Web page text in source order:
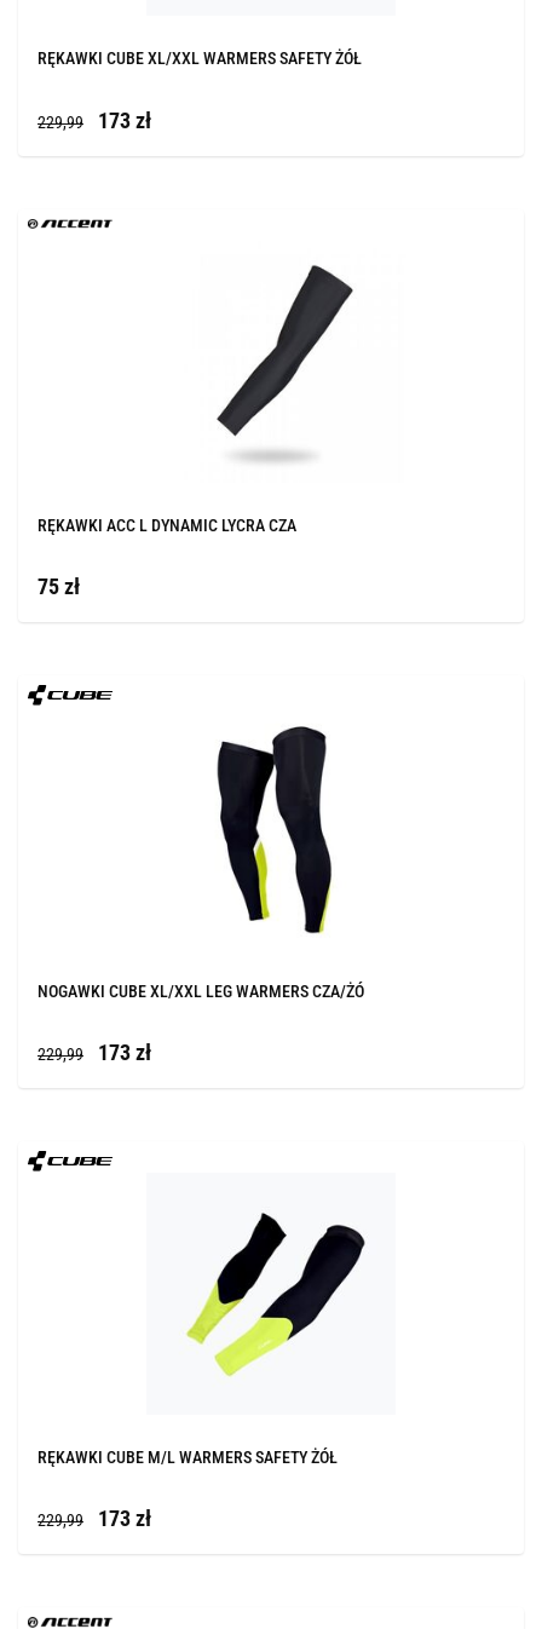
RĘKAWKI CUBE XL/XXL WARMERS SAFETY ŻÓŁ
229,99 173 zł
RĘKAWKI ACC L DYNAMIC LYCRA CZA
75 zł
NOGAWKI CUBE XL/XXL LEG WARMERS CZA/ŻÓ
229,99 173 zł
RĘKAWKI CUBE M/L WARMERS SAFETY ŻÓŁ
229,99 173 zł